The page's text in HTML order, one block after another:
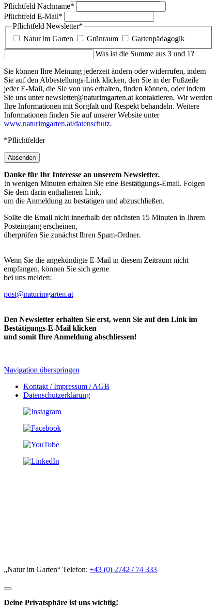
Pflichtfeld Nachname*
Pflichtfeld E-Mail*
Pflichtfeld Newsletter*
Natur im Garten
Grünraum
Gartenpädagogik
Was ist die Summe aus 3 und 1?
Sie können Ihre Meinung jederzeit ändern oder widerrufen, indem
Sie auf den Abbestellungs-Link klicken, den Sie in der Fußzeile
jeder E-Mail, die Sie von uns erhalten, finden können, oder indem
Sie uns unter newsletter@naturimgarten.at kontaktieren. Wir werden
Ihre Informationen mit Sorgfalt und Respekt behandeln. Weitere
Informationen finden Sie auf unserer Website unter
www.naturimgarten.at/datenschutz.
*Pflichtfelder
Absenden
Danke für Ihr Interesse an unserem Newsletter.
In wenigen Minuten erhalten Sie eine Bestätigungs-Email. Folgen
Sie dem darin enthaltenen Link,
um die Anmeldung zu bestätigen und abzuschließen.
Sollte die Email nicht innerhalb der nächsten 15 Minuten in Ihrem
Posteingang erscheinen,
überprüfen Sie zunächst Ihren Spam-Ordner.
Wenn Sie die angekündigte E-Mail in diesem Zeitraum nicht
empfangen, können Sie sich gerne
bei uns melden:
post@naturimgarten.at
Den Newsletter erhalten Sie erst, wenn Sie auf den Link im
Bestätigungs-E-Mail klicken
und somit Ihre Anmeldung abschliessen!
Navigation überspringen
Kontakt / Impressum / AGB
Datenschutzerklärung
„Natur im Garten“ Telefon: +43 (0) 2742 / 74 333
Deine Privatsphäre ist uns wichtig!